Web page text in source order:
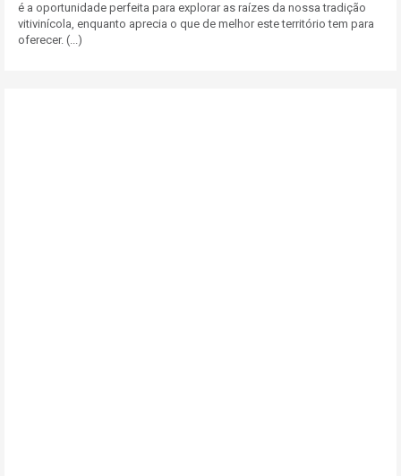
é a oportunidade perfeita para explorar as raízes da nossa tradição
vitivinícola, enquanto aprecia o que de melhor este território tem para
oferecer. (...)